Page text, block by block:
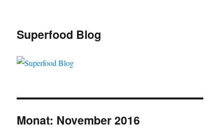
Superfood Blog
Monat: November 2016